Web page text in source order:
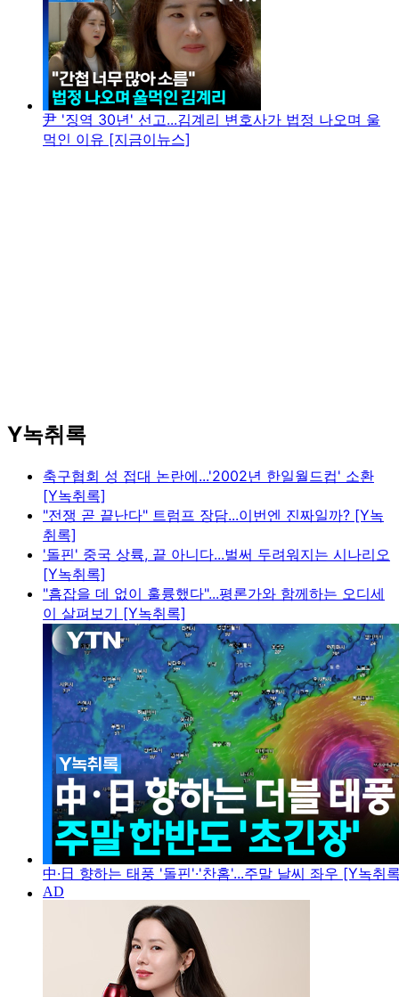
尹 '징역 30년' 선고...김계리 변호사가 법정 나오며 울
먹인 이유 [지금이뉴스]
Y녹취록
축구협회 성 접대 논란에...'2002년 한일월드컵' 소환
[Y녹취록]
"전쟁 곧 끝난다" 트럼프 장담...이번엔 진짜일까? [Y녹
취록]
'돌핀' 중국 상륙, 끝 아니다...벌써 두려워지는 시나리오
[Y녹취록]
"흠잡을 데 없이 훌륭했다"...평론가와 함께하는 오디세
이 살펴보기 [Y녹취록]
中·日 향하는 태풍 '돌핀'·'찬홈'...주말 날씨 좌우 [Y녹취